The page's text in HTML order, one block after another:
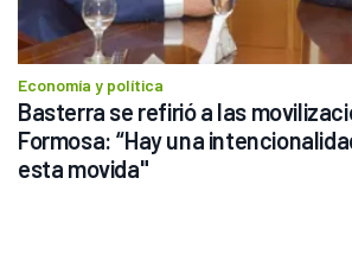
Economía y política
Basterra se refirió a las
Formosa: “Hay una
esta movida"